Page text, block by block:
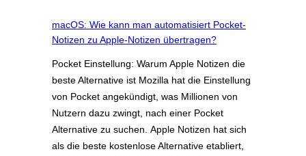
macOS: Wie kann man automatisiert Pocket-
Notizen zu Apple-Notizen übertragen?
Pocket Einstellung: Warum Apple Notizen die
beste Alternative ist Mozilla hat die Einstellung
von Pocket angekündigt, was Millionen von
Nutzern dazu zwingt, nach einer Pocket
Alternative zu suchen. Apple Notizen hat sich
als die beste kostenlose Alternative etabliert,